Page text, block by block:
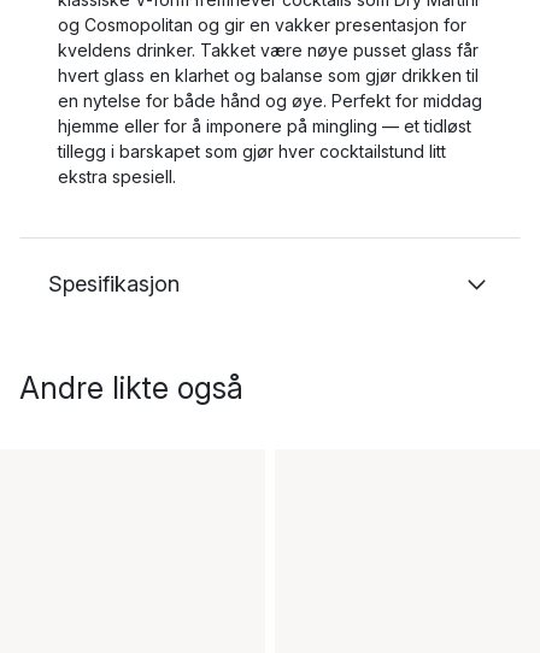
og Cosmopolitan og gir en vakker presentasjon for
kveldens drinker. Takket være nøye pusset glass får
hvert glass en klarhet og balanse som gjør drikken til
en nytelse for både hånd og øye. Perfekt for middag
hjemme eller for å imponere på mingling — et tidløst
tillegg i barskapet som gjør hver cocktailstund litt
ekstra spesiell.
Spesifikasjon
Andre likte også